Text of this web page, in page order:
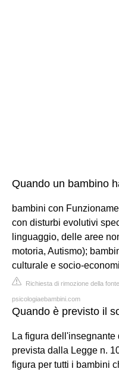
Quando un bambino
bambini con
con disturbi evolutivi
linguaggio, delle aree
motoria, Autismo);
culturale e socio-
Richiesta di rimozione della fonte
psicologiaebambini.com
Quando è previsto il
La figura
prevista dalla Legge n.
figura per tutti i bambini